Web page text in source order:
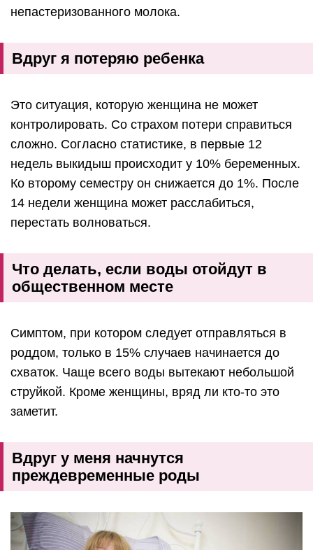
непастеризованного молока.
Вдруг я потеряю ребенка
Это ситуация, которую женщина не может
контролировать. Со страхом потери справиться
сложно. Согласно статистике, в первые 12
недель выкидыш происходит у 10% беременных.
Ко второму семестру он снижается до 1%. После
14 недели женщина может расслабиться,
перестать волноваться.
Что делать, если воды отойдут в
общественном месте
Симптом, при котором следует отправляться в
роддом, только в 15% случаев начинается до
схваток. Чаще всего воды вытекают небольшой
струйкой. Кроме женщины, вряд ли кто-то это
заметит.
Вдруг у меня начнутся
преждевременные роды